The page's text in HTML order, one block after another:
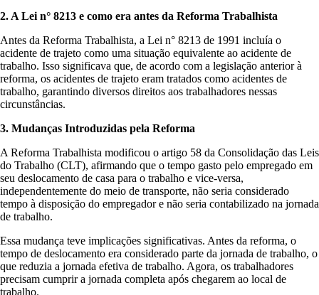
2. A Lei n° 8213 e como era antes da Reforma Trabalhista
Antes da Reforma Trabalhista, a Lei n° 8213 de 1991 incluía o
acidente de trajeto como uma situação equivalente ao acidente de
trabalho. Isso significava que, de acordo com a legislação anterior à
reforma, os acidentes de trajeto eram tratados como acidentes de
trabalho, garantindo diversos direitos aos trabalhadores nessas
circunstâncias.
3. Mudanças Introduzidas pela Reforma
A Reforma Trabalhista modificou o artigo 58 da Consolidação das Leis
do Trabalho (CLT), afirmando que o tempo gasto pelo empregado em
seu deslocamento de casa para o trabalho e vice-versa,
independentemente do meio de transporte, não seria considerado
tempo à disposição do empregador e não seria contabilizado na jornada
de trabalho.
Essa mudança teve implicações significativas. Antes da reforma, o
tempo de deslocamento era considerado parte da jornada de trabalho, o
que reduzia a jornada efetiva de trabalho. Agora, os trabalhadores
precisam cumprir a jornada completa após chegarem ao local de
trabalho.